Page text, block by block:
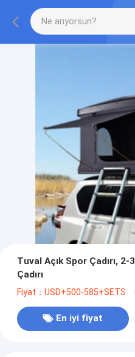
Tuval Açık Spor Çadırı,
Çadırı
Fiyat：USD+500-585+SETS
En iyi fiyat